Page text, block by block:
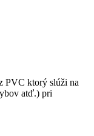
PVC ktorý slúži na
atď.) pri